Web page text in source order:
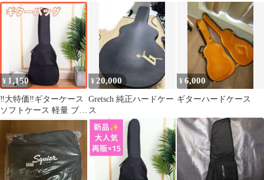
トハードケースです。
¥ 1,150
‼️大特価‼️ギターケース
ソフトケース 軽量 ブラ
ック 黒 小物収納 ポケ
ット
¥ 20,000
Gretsch 純正ハードケー
ス
¥6,000
ギターハードケース